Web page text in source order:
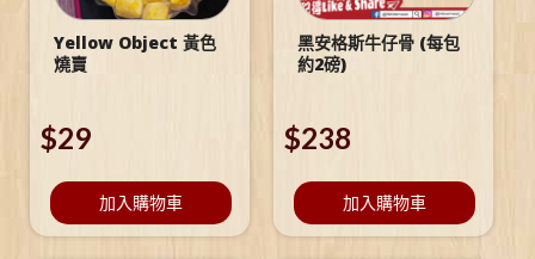
Yellow Object 黃色
燒賣
$29
加入購物車
黑安格斯牛仔骨 (每包
約2磅)
$238
加入購物車